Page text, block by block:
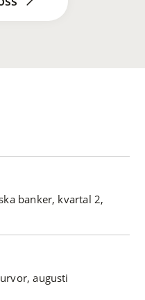
banker, kvartal 2,
augusti